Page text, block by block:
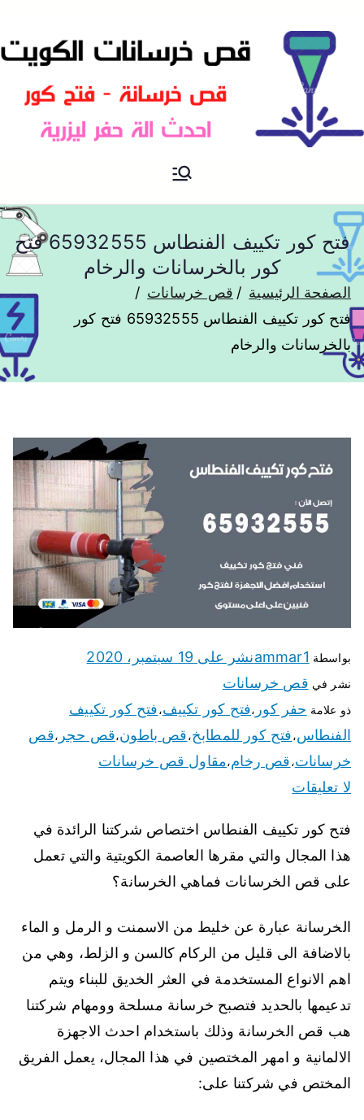
موقع آخر في اعلانات
فتح كور تكييف الفنطاس 65932555 فتح
كور بالخرسانات والرخام
الصفحة الرئيسية
قص خرسانات
فتح كور تكييف الفنطاس 65932555 فتح كور
بالخرسانات والرخام
بواسطة ammar1نشر على 19 سبتمبر، 2020
نشر في قص خرسانات
ذو علامة حفر كور ،فتح كور تكييف،فتح كور تكييف
الفنطاس،فتح كور للمطابخ،قص باطون،قص حجر ،قص
خرسانات،قص رخام،مقاول قص خرسانات
لا تعليقات
فتح كور تكييف الفنطاس اختصاص شركتنا الرائدة في
هذا المجال والتي مقرها العاصمة الكويتية والتي تعمل
على قص الخرسانات فماهي الخرسانة؟
الخرسانة عبارة عن خليط من الاسمنت و الرمل و الماء
بالاضافة الى قليل من الركام كالسن و الزلط، وهي من
اهم الانواع المستخدمة في العثر الخديق للبناء ويتم
تدعيمها بالحديد فتصبح خرسانة مسلحة وومهام شركتنا
هب قص الخرسانة وذلك باستخدام احدث الاجهزة
الالمانية و امهر المختصين في هذا المجال، يعمل الفريق
المختص في شركتنا على: